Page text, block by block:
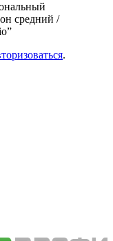
средний /
.